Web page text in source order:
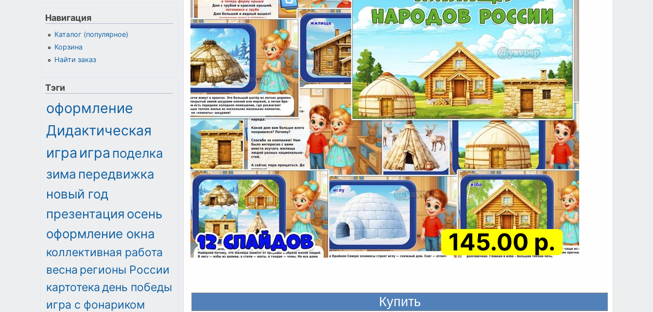
145.00 р.
Навигация
Каталог (популярное)
Корзина
Найти заказ
Тэги
оформление
Дидактическая
игра игра поделка
зима передвижка
новый год
презентация осень
оформление окна
коллективная работа
весна регионы России
картотекадень победы
игра с фонариком